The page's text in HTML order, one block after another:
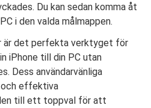
Du kan sedan komma åt
i den valda målmappen.
är det perfekta verktyget för
iPhone till din PC utan
Dess användarvänliga
och effektiva
till ett toppval för att